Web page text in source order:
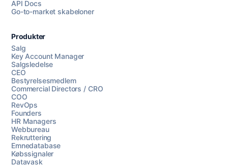
API Docs
Go-to-market skabeloner
Produkter
Salg
Key Account Manager
Salgsledelse
CEO
Bestyrelsesmedlem
Commercial Directors / CRO
COO
RevOps
Founders
HR Managers
Webbureau
Rekruttering
Emnedatabase
Købssignaler
Datavask